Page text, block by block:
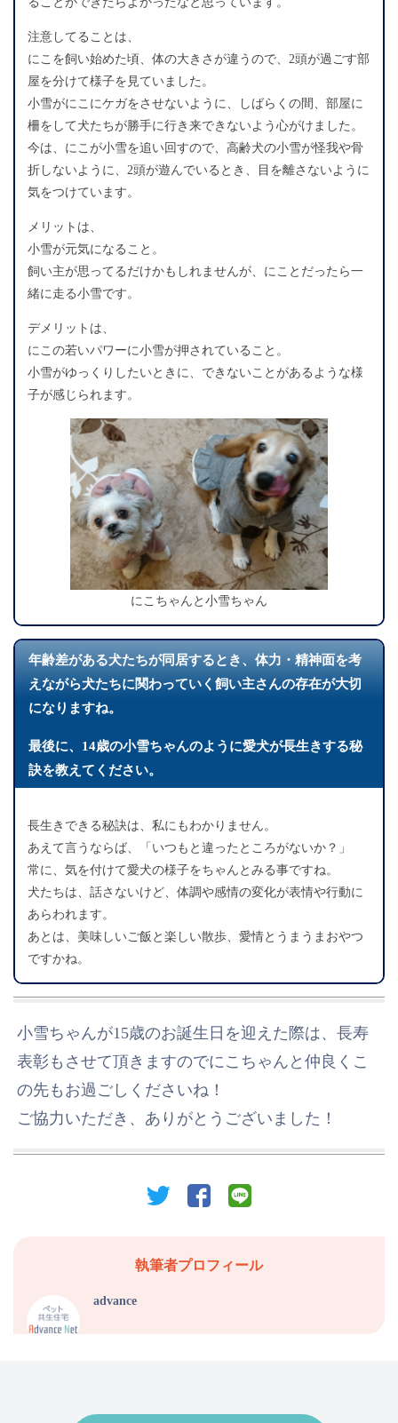
注意してることは、
にこを飼い始めた頃、体の大きさが違うので、2頭が過ごす部
屋を分けて様子を見ていました。
小雪がにこにケガをさせないように、しばらくの間、部屋に
柵をして犬たちが勝手に行き来できないよう心がけました。
今は、にこが小雪を追い回すので、高齢犬の小雪が怪我や骨
折しないように、2頭が遊んでいるとき、目を離さないように
気をつけています。
メリットは、
小雪が元気になること。
飼い主が思ってるだけかもしれませんが、にことだったら一
緒に走る小雪です。
デメリットは、
にこの若いパワーに小雪が押されていること。
小雪がゆっくりしたいときに、できないことがあるような様
子が感じられます。
にこちゃんと小雪ちゃん
年齢差がある犬たちが同居するとき、体力・精神面を考
えながら犬たちに関わっていく飼い主さんの存在が大切
になりますね。
最後に、14歳の小雪ちゃんのように愛犬が長生きする秘
訣を教えてください。
長生きできる秘訣は、私にもわかりません。
あえて言うならば、「いつもと違ったところがないか？」
常に、気を付けて愛犬の様子をちゃんとみる事ですね。
犬たちは、話さないけど、体調や感情の変化が表情や行動に
あらわれます。
あとは、美味しいご飯と楽しい散歩、愛情とうまうまおやつ
ですかね。
小雪ちゃんが15歳のお誕生日を迎えた際は、長寿
表彰もさせて頂きますのでにこちゃんと仲良くこ
の先もお過ごしくださいね！
ご協力いただき、ありがとうございました！
twitter facebook
執筆者プロフィール
advance